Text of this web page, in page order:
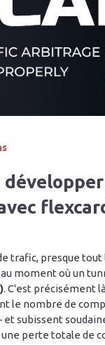
trafic, presque
moment où un
. C'est précisément
le nombre de
subissent
perte totale de